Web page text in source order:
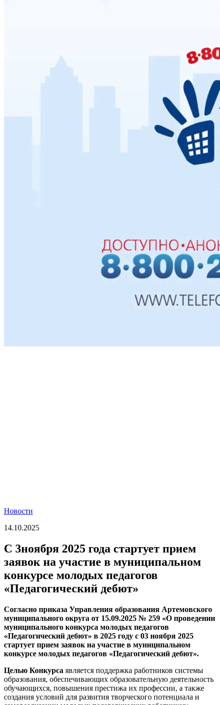
Новости
14.10.2025
С 3ноября 2025 года стартует прием
заявок на участие в муниципальном
конкурсе молодых педагогов
«Педагогический дебют»
Согласно приказа Управления образования Артемовского
муниципального округа от 15.09.2025 № 259 «О проведении
муниципального конкурса молодых педагогов
«Педагогический дебют» в 2025 году с 03 ноября 2025
стартует прием заявок на участие в муниципальном
конкурсе молодых педагогов «Педагогический дебют».
Целью Конкурса является поддержка работников системы
образования, обеспечивающих образовательную деятельность
обучающихся, повышения престижа их профессии, а также
создания условий для развития творческого потенциала и